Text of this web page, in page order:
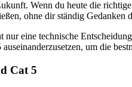
Wenn du heute die
ohne dir ständig
eine technische
um die
Cat 5